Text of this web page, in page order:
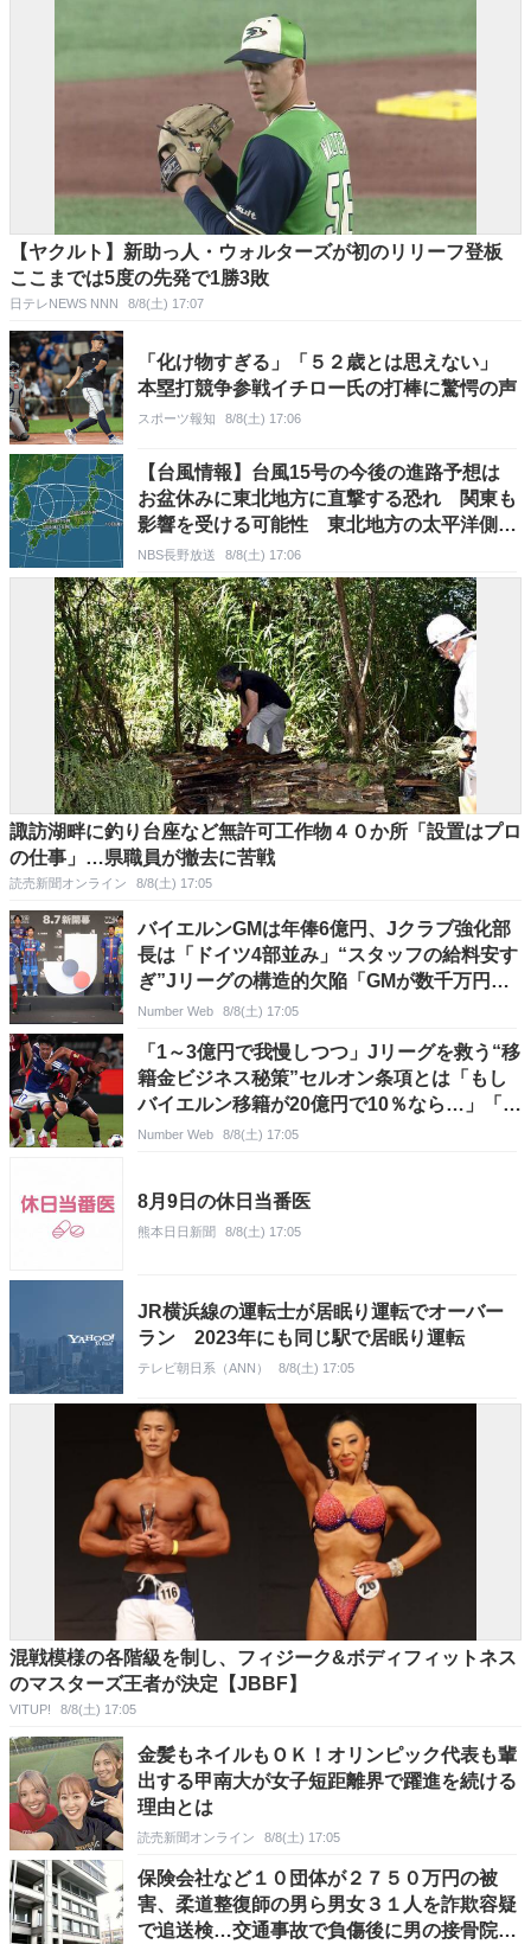
【ヤクルト】新助っ人・ウォルターズが初のリリーフ登板
ここまでは5度の先発で1勝3敗
日テレNEWS NNN 8/8(土) 17:07
「化け物すぎる」「５２歳とは思えない」
本塁打競争参戦イチロー氏の打棒に驚愕の声
スポーツ報知 8/8(土) 17:06
【台風情報】台風15号の今後の進路予想は
お盆休みに東北地方に直撃する恐れ 関東も
影響を受ける可能性 東北地方の太平洋側を
中心に大雨となる恐れ
NBS長野放送 8/8(土) 17:06
諏訪湖畔に釣り台座など無許可工作物４０か所「設置はプロ
の仕事」…県職員が撤去に苦戦
読売新聞オンライン 8/8(土) 17:05
バイエルンGMは年俸6億円、Jクラブ強化部
長は「ドイツ4部並み」“スタッフの給料安す
ぎ”Jリーグの構造的欠陥「GMが数千万円な
ら…」代理人ズバリ
Number Web 8/8(土) 17:05
「1～3億円で我慢しつつ」Jリーグを救う“移
籍金ビジネス秘策”セルオン条項とは「もし
バイエルン移籍が20億円で10％なら…」「日
本人は安く買えるが」
Number Web 8/8(土) 17:05
8月9日の休日当番医
熊本日日新聞 8/8(土) 17:05
JR横浜線の運転士が居眠り運転でオーバー
ラン 2023年にも同じ駅で居眠り運転
テレビ朝日系（ANN） 8/8(土) 17:05
混戦模様の各階級を制し、フィジーク&ボディフィットネス
のマスターズ王者が決定【JBBF】
VITUP! 8/8(土) 17:05
金髪もネイルもＯＫ！オリンピック代表も輩
出する甲南大が女子短距離界で躍進を続ける
理由とは
読売新聞オンライン 8/8(土) 17:05
保険会社など１０団体が２７５０万円の被
害、柔道整復師の男ら男女３１人を詐欺容疑
で追送検…交通事故で負傷後に男の接骨院で